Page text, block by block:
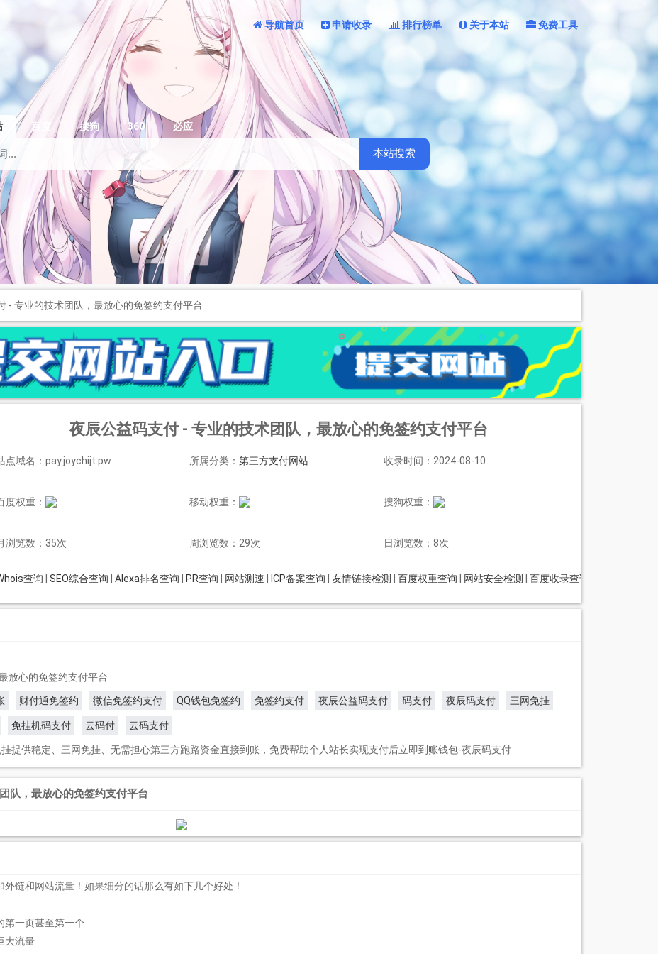
导航首页 申请收录 排行榜单 关于本站 免费工具
百度 搜狗 360 必应
本站搜索
- 专业的技术团队，最放心的免签约支付平台
夜辰公益码支付 - 专业的技术团队，最放心的免签约支付平台
点域名：pay.joychijt.pw 所属分类：第三方支付网站 收录时间：2024-08-10
度权重： 移动权重： 搜狗权重：
浏览数：35次 周浏览数：29次 日浏览数：8次
查询 SEO综合查询 Alexa排名查询 PR查询 网站测速 ICP备案查询 友情链接检测 百度权重查询 网站安全检测 百度收录查询
放心的免签约支付平台
财付通免签约 微信免签约支付 QQ钱包免签约 免签约支付 夜辰公益码支付 码支付 夜辰码支付 三网免挂
免挂机码支付 云码付 云码支付
提供稳定、三网免挂、无需担心第三方跑路资金直接到账，免费帮助个人站长实现支付后立即到账钱包-夜辰码支付
队，最放心的免签约支付平台
链和网站流量！如果细分的话那么有如下几个好处！
第一页甚至第一个
大流量